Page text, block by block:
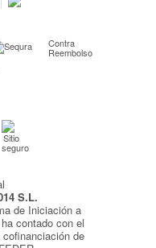
fotos Contra
Reembolso
S.L.
de Iniciación a
contado con el
de